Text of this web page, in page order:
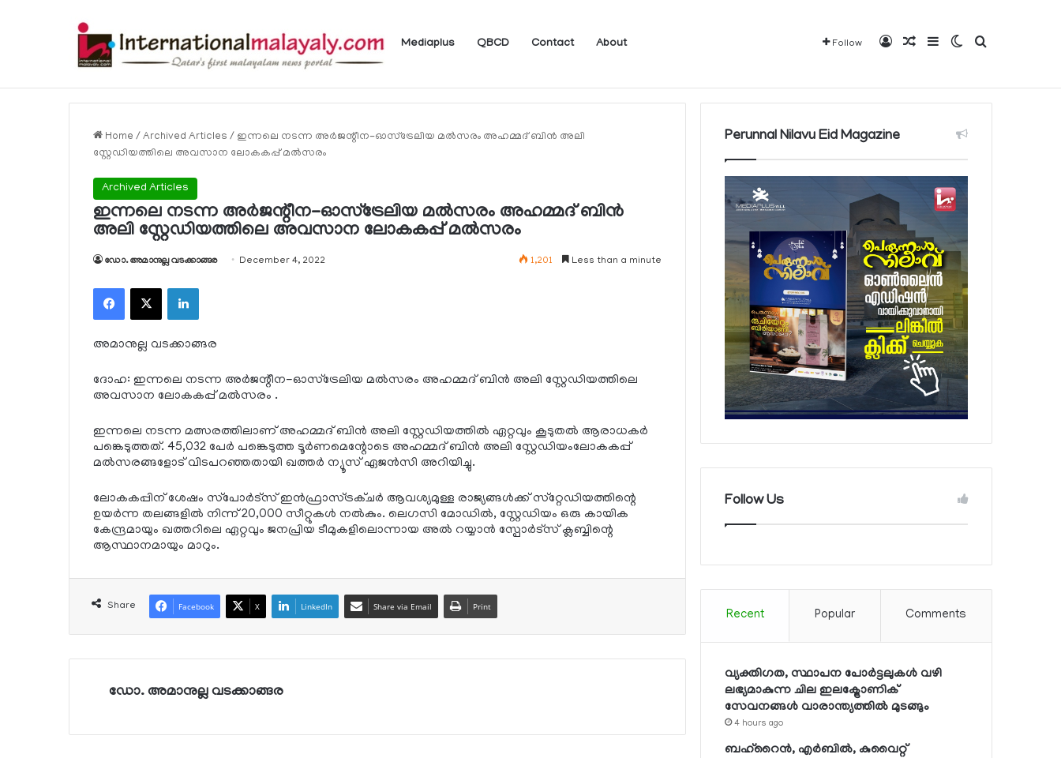
Mediaplus QBCD Contact About Follow Log InRandom Article
SidebarSwitch skin
Search for
Breaking News വ്യക്തിഗത, സ്ഥാപന പോര്‍ട്ടലുകള്‍ വഴി ലഭ്യമാകുന്ന ചില ഇലക്ട്രോണിക് സേവനങ്ങള്‍ വാരാന്ത്യത്തില്‍ മുടങ്ങും
Home / Archived Articles / ഇന്നലെ നടന്ന അര്‍ജന്റീന-ഓസ്ട്രേലിയ മല്‍സരം അഹമ്മദ് ബിന്‍ അലി
സ്റ്റേഡിയത്തിലെ അവസാന ലോകകപ്പ് മല്‍സരം
Archived Articles
ഇന്നലെ നടന്ന അര്‍ജന്റീന-ഓസ്ട്രേലിയ മല്‍സരം അഹമ്മദ് ബിന്‍
അലി സ്റ്റേഡിയത്തിലെ അവസാന ലോകകപ്പ് മല്‍സരം
ഡോ. അമാനുല്ല വടക്കാങ്ങര December 4, 2022 1,201 Less than a minute
Facebook
X LinkedIn
അമാനുല്ല വടക്കാങ്ങര
ദോഹ: ഇന്നലെ നടന്ന അര്‍ജന്റീന-ഓസ്ട്രേലിയ മല്‍സരം അഹമ്മദ് ബിന്‍ അലി സ്റ്റേഡിയത്തിലെ
അവസാന ലോകകപ്പ് മല്‍സരം .
ഇന്നലെ നടന്ന മത്സരത്തിലാണ് അഹമ്മദ് ബിന്‍ അലി സ്റ്റേഡിയത്തില്‍ ഏറ്റവും കൂടുതല്‍ ആരാധകര്‍
പങ്കെടുത്തത്. 45,032 പേര്‍ പങ്കെടുത്ത ടൂര്‍ണമെന്റോടെ അഹമ്മദ് ബിന്‍ അലി സ്റ്റേഡിയംലോകകപ്പ്
മല്‍സരങ്ങളോട് വിടപറഞ്ഞതായി ഖത്തര്‍ ന്യൂസ് ഏജന്‍സി അറിയിച്ചു.
ലോകകപ്പിന് ശേഷം സ്‌പോര്‍ട്‌സ് ഇന്‍ഫ്രാസ്ട്രക്ചര്‍ ആവശ്യമുള്ള രാജ്യങ്ങള്‍ക്ക് സ്‌റ്റേഡിയത്തിന്റെ
ഉയര്‍ന്ന തലങ്ങളില്‍ നിന്ന് 20,000 സീറ്റുകള്‍ നല്‍കും. ലെഗസി മോഡില്‍, സ്റ്റേഡിയം ഒരു കായിക
കേന്ദ്രമായും ഖത്തറിലെ ഏറ്റവും ജനപ്രിയ ടീമുകളിലൊന്നായ അല്‍ റയ്യാന്‍ സ്പോര്‍ട്സ് ക്ലബ്ബിന്റെ
ആസ്ഥാനമായും മാറും.
Share Facebook X LinkedIn Share via Email Print
ഡോ. അമാനുല്ല വടക്കാങ്ങര
Perunnal Nilavu Eid Magazine
Follow Us
Recent Popular Comments
വ്യക്തിഗത, സ്ഥാപന പോര്‍ട്ടലുകള്‍ വഴി
ലഭ്യമാകുന്ന ചില ഇലക്ട്രോണിക്
സേവനങ്ങള്‍ വാരാന്ത്യത്തില്‍ മുടങ്ങും
4 hours ago
ബഹ്റൈന്‍, എര്‍ബില്‍, കുവൈറ്റ്